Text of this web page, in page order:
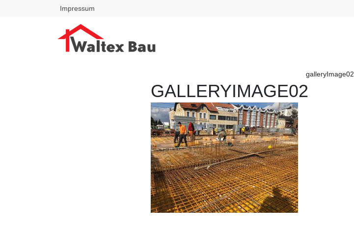
Impressum
galleryImage02
GALLERYIMAGE02